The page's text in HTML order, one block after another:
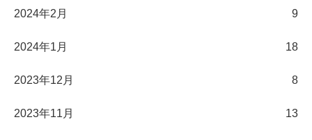
2024年2月 9
2024年1月 18
2023年12月 8
2023年11月 13